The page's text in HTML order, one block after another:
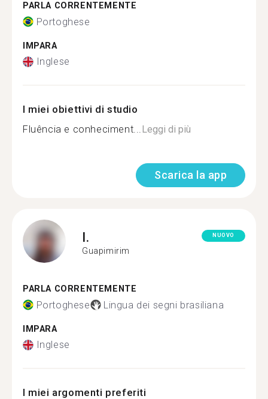
PARLA CORRENTEMENTE
Portoghese
IMPARA
Inglese
I miei obiettivi di studio
Fluência e conheciment...Leggi di più
Scarica la app
I.
Guapimirim
NUOVO
PARLA CORRENTEMENTE
Portoghese Lingua dei segni brasiliana
IMPARA
Inglese
I miei argomenti preferiti